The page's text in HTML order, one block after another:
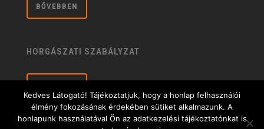
BŐVEBBEN
HORGÁSZATI SZABÁLYZAT
Kedves Látogató! Tájékoztatjuk, hogy a honlap felhasználói
élmény fokozásának érdekében sütiket alkalmazunk. A
honlapunk használatával Ön az adatkezelési tájékoztatónkat is